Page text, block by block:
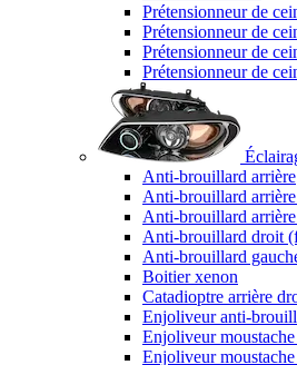
Prétensionneur de
Prétensionneur de
Prétensionneur de
Prétensionneur de
Anti-brouillard arrière
Anti-brouillard
Anti-brouillard
Anti-brouillard droit
Anti-brouillard
Boitier xenon
Catadioptre arrière
Enjoliveur anti-
Enjoliveur
Enjoliveur